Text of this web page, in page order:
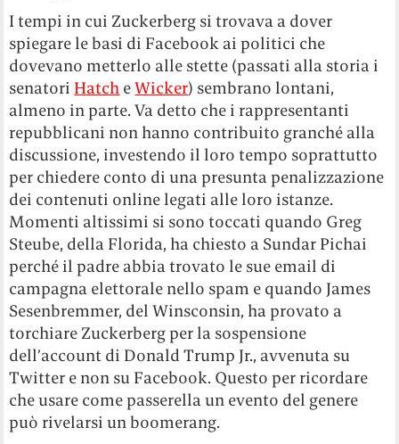
I tempi in cui Zuckerberg si trovava a dover
spiegare le basi di Facebook ai politici che
dovevano metterlo alle stette (passati alla storia i
senatori Hatch eWicker) sembrano lontani,
almeno in parte. Va detto che i rappresentanti
repubblicani non hanno contribuito granché alla
discussione, investendo il loro tempo soprattutto
per chiedere conto di una presunta penalizzazione
dei contenuti online legati alle loro istanze.
Momenti altissimi si sono toccati quando Greg
Steube, della Florida, ha chiesto a Sundar Pichai
perché il padre abbia trovato le sue email di
campagna elettorale nello spam e quando James
Sesenbremmer, del Winsconsin, ha provato a
torchiare Zuckerberg per la sospensione
dell’account di Donald Trump Jr., avvenuta su
Twitter e non su Facebook. Questo per ricordare
che usare come passerella un evento del genere
può rivelarsi un boomerang.